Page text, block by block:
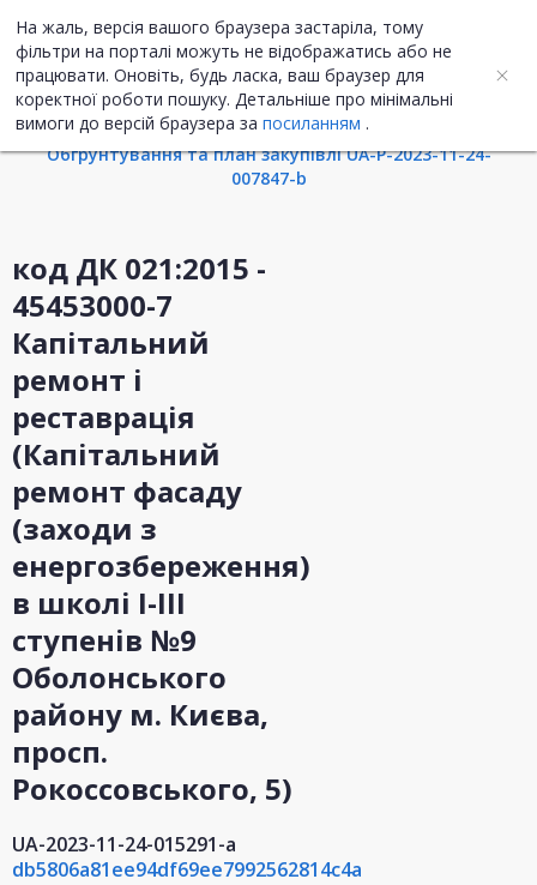
На жаль, версія вашого браузера застаріла, тому
фільтри на порталі можуть не відображатись або не
працювати. Оновіть, будь ласка, ваш браузер для
коректної роботи пошуку. Детальніше про мінімальні
вимоги до версій браузера за посиланням .
UA ENG
Інформація про закупівлю
Обгрунтування та план закупівлі UA-P-2023-11-24-
007847-b
код ДК 021:2015 -
45453000-7
Капітальний
ремонт і
реставрація
(Капітальний
ремонт фасаду
(заходи з
енергозбереження)
в школі І-ІІІ
ступенів №9
Оболонського
району м. Києва,
просп.
Рокоссовського, 5)
UA-2023-11-24-015291-a
db5806a81ee94df69ee7992562814c4a